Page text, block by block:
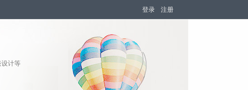
登录 注册
计等